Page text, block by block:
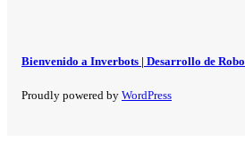
Bienvenido a Inverbots | Desarrollo de
Proudly powered by WordPress